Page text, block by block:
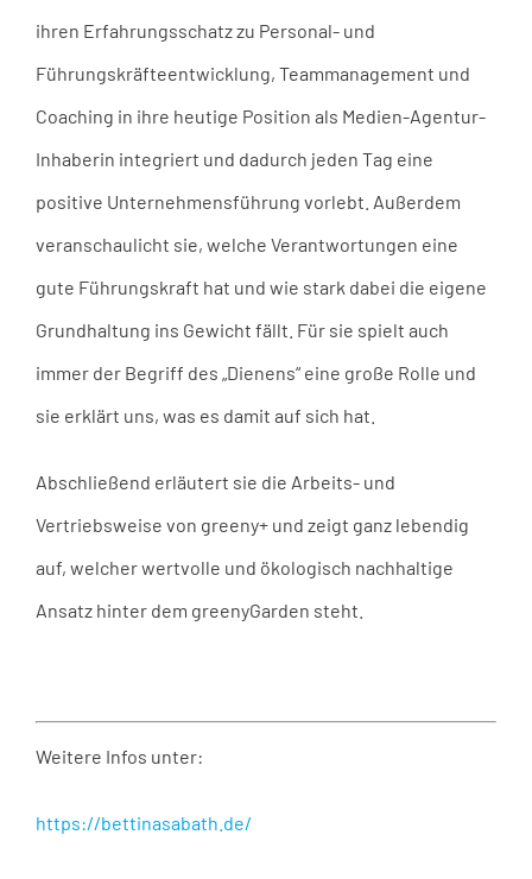
ihren Erfahrungsschatz zu Personal- und
Führungskräfteentwicklung, Teammanagement und
Coaching in ihre heutige Position als Medien-Agentur-
Inhaberin integriert und dadurch jeden Tag eine
positive Unternehmensführung vorlebt. Außerdem
veranschaulicht sie, welche Verantwortungen eine
gute Führungskraft hat und wie stark dabei die eigene
Grundhaltung ins Gewicht fällt. Für sie spielt auch
immer der Begriff des „Dienens“ eine große Rolle und
sie erklärt uns, was es damit auf sich hat.
Abschließend erläutert sie die Arbeits- und
Vertriebsweise von greeny+ und zeigt ganz lebendig
auf, welcher wertvolle und ökologisch nachhaltige
Ansatz hinter dem greenyGarden steht.
Weitere Infos unter:
https://bettinasabath.de/